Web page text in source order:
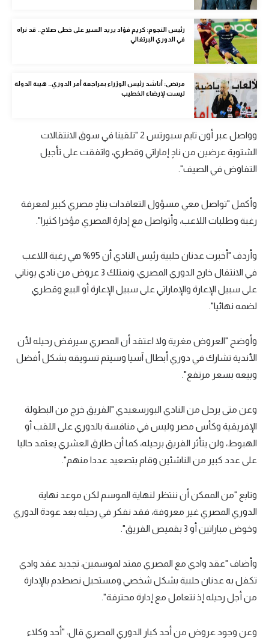
كرة السلة الأمريكية
كرة سلة
كرة طائرة
الوطن العربي
في المونديال
رياضة نسائية
أمريكا
أقسام خاصة
Gamers
تحقيق في الجول
تقرير في الجول
حكايات في الجول
كويز في الجول
فيديو في الجول
رئيس النجوم: كريم فؤاد يريد السير على خطى صلاح.. قد نراه
في الدوري البرتغالي
مرتضى: أناشد رئيس الوزراء بمراجعة أمر الدوري.. هيبة الدولة
ليست لإرضاء الخطيب
وواصل عبر أون تايم سبورتس 2 "تلقينا في سوق الانتقالات
الشتوية عرضين من نادٍ إماراتي وقطري، واتفقت على تأجيل
التفاوض في الصيف".
وأكمل "تواصل معي مسؤول التعاقدات بنادٍ مصري كبير لمعرفة
رغبة وطلبات اللاعب، وأتواصل مع إدارة المصري مؤخرا كثيرا".
وأردف "أخبرت عدنان حلبية رئيس النادي أن 95% هي رغبة اللاعب
في الانتقال خارج الدوري المصري، ونمتلك 3 عروض من نادي يوناني
على سبيل الإعارة والإماراتي على سبيل الإعارة أو البيع وقطري
لضمه نهائيا".
وأوضح "العروض مغرية ولا اعتقد أن المصري سيرفض رحيله لأن
الأندية تشارك في دوري أبطال آسيا وسيتم تسويقه بشكل أفضل
وبيعه بسعر مرتفع".
وعن متى يرحل من النادي البورسعيدي "الفريق خرج من البطولة
الإفريقية وكأس مصر وليس في منافسة بالدوري على اللقب أو
الهبوط، ولن يتأثر الفريق برحيله، كما أن طارق العشري يعتمد حاليا
على عدد كبير من الناشئين وقام بتصعيد عددا منهم".
وتابع "من الممكن أن ننتظر لنهاية الموسم لكن موعد نهاية
الدوري المصري غير معروفة، فقد نفكر في رحيله بعد عودة الدوري
وخوض مباراتين أو 3 بقميص الفريق".
وأضاف "عقد وادي مع المصري ممتد لموسمين، تجديد عقد وادي
تكفل به عدنان حلبية بشكل شخصي ومستحيل نصطدم بالإدارة
من أجل رحيله إذ نتعامل مع إدارة محترفة".
وعن وجود عروض من أحد كبار الدوري المصري قال: "أحد وكلاء